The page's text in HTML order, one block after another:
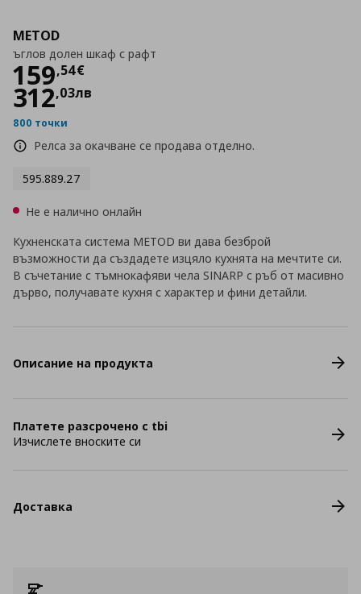
METOD
ъглов долен шкаф с рафт
159,54€
Цена
312,03лв
800 точки
Релса за окачване се продава отделно.
595.889.27
Не е налично онлайн
Кухненската система METOD ви дава безброй
възможности да създадете изцяло кухнята на мечтите си.
В съчетание с тъмнокафяви чела SINARP с ръб от масивно
дърво, получавате кухня с характер и фини детайли.
Описание на продукта
Платете разсрочено с tbi
Изчислете вноските си
Доставка